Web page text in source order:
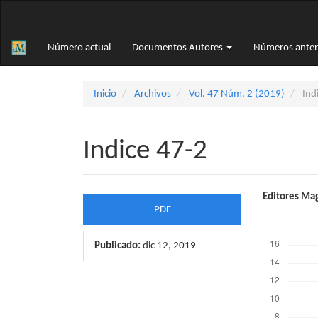
principal
Barra
Número actual Documentos Autores Números
Inicio Archivos Vol. 47 Núm. 2 (2019)
Indice 47-2
Barra
lateral
del
PDF
Publicado: dic 12, 2019
del
Editores